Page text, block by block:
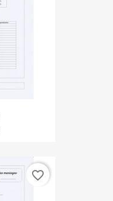
favorite_border